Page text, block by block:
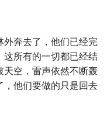
外奔去了，他们已经完
这所有的一切都已经结
天空，雷声依然不断轰
，他们要做的只是回去